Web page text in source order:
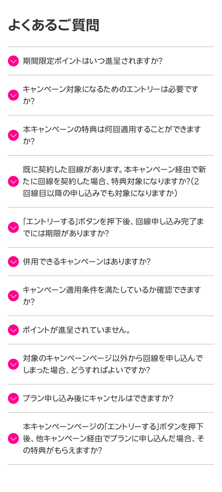
よくあるご質問
期間限定ポイントはいつ進呈されますか？
キャンペーン対象になるためのエントリーは必要です
か？
本キャンペーンの特典は何回適用することができます
か？
既に契約した回線があります。本キャンペーン経由で新
たに回線を契約した場合、特典対象になりますか？（2
回線目以降の申し込みでも対象になりますか）
「エントリーする」ボタンを押下後、回線申し込み完了ま
でには期限がありますか？
併用できるキャンペーンはありますか？
キャンペーン適用条件を満たしているか確認できます
か？
ポイントが進呈されていません。
対象のキャンペーンページ以外から回線を申し込んで
しまった場合、どうすればよいですか？
プラン申し込み後にキャンセルはできますか？
本キャンペーンページの「エントリーする」ボタンを押下
後、他キャンペーン経由でプランに申し込んだ場合、そ
の特典がもらえますか？